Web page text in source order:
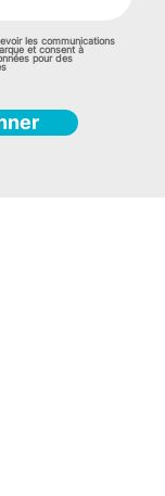
les communications
et consent à
pour des